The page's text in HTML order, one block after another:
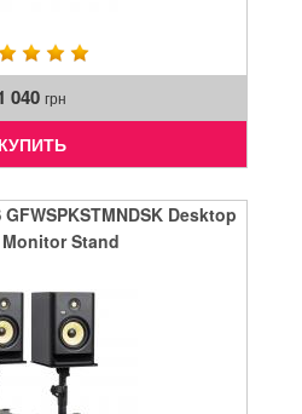
040 грн
КУПИТЬ
Desktop
Stand